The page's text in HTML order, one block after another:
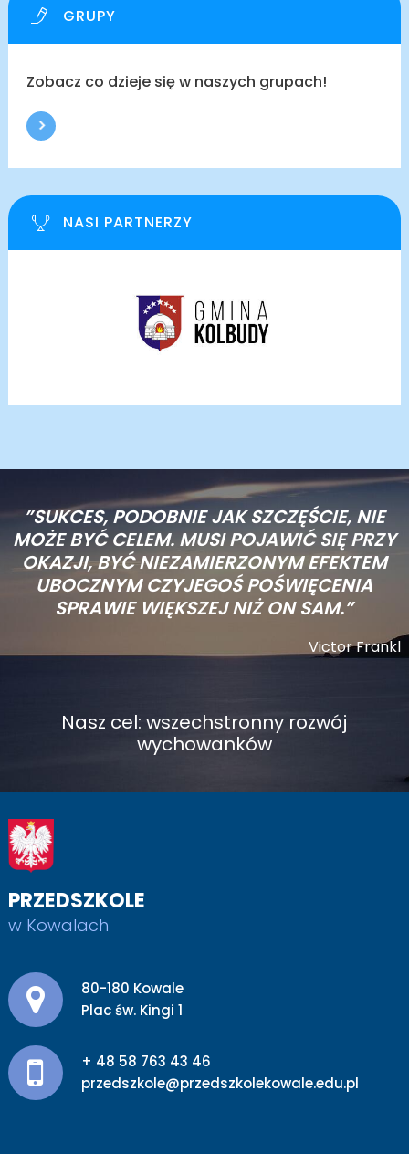
GRUPY
Zobacz co dzieje się w naszych grupach!
NASI PARTNERZY
”SUKCES, PODOBNIE JAK SZCZĘŚCIE, NIE
MOŻE BYĆ CELEM. MUSI POJAWIĆ SIĘ PRZY
OKAZJI, BYĆ NIEZAMIERZONYM EFEKTEM
UBOCZNYM CZYJEGOŚ POŚWIĘCENIA
SPRAWIE WIĘKSZEJ NIŻ ON SAM.”
Victor Frankl
Nasz cel: wszechstronny rozwój
wychowanków
PRZEDSZKOLE
w Kowalach
Adres pocztowy:
80-180 Kowale
Plac św. Kingi 1
+ 48 58 763 43 46
przedszkole@przedszkolekowale.edu.pl